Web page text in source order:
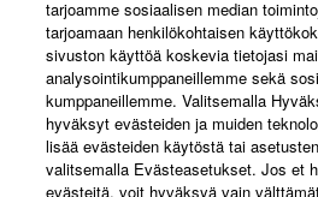
Suomi - English
Business
tarjoamme sosiaalisen median
tarjoamaan henkilökohtaisen
sivuston käyttöä koskevia tietojasi
analysointikumppaneillemme sekä
kumppaneillemme. Valitsemalla
hyväksyt evästeiden ja muiden
lisää evästeiden käytöstä tai
valitsemalla Evästeasetukset. Jos et
evästeitä, voit hyväksyä vain